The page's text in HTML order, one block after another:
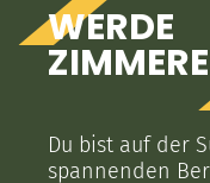
WERDE
Du bist auf der
spannenden